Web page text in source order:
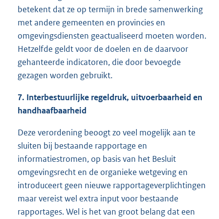
betekent dat ze op termijn in brede samenwerking
met andere gemeenten en provincies en
omgevingsdiensten geactualiseerd moeten worden.
Hetzelfde geldt voor de doelen en de daarvoor
gehanteerde indicatoren, die door bevoegde
gezagen worden gebruikt.
7. Interbestuurlijke regeldruk, uitvoerbaarheid en
handhaafbaarheid
Deze verordening beoogt zo veel mogelijk aan te
sluiten bij bestaande rapportage en
informatiestromen, op basis van het Besluit
omgevingsrecht en de organieke wetgeving en
introduceert geen nieuwe rapportageverplichtingen
maar vereist wel extra input voor bestaande
rapportages. Wel is het van groot belang dat een